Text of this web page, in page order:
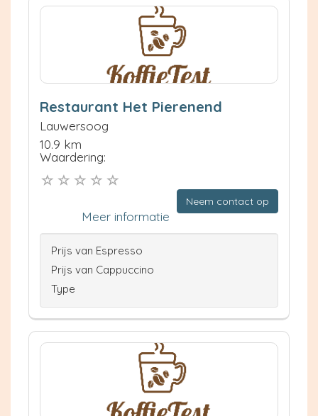
Restaurant Het Pierenend
Lauwersoog
10.9 km
Waardering:
Neem contact op
Meer informatie
Prijs van Espresso
Prijs van Cappuccino
Type